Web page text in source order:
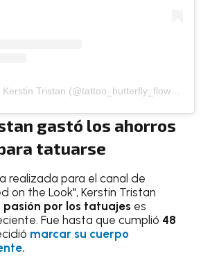
gastó los ahorros
tatuarse
realizada para el canal de
on the Look", Kerstin Tristan
pasión por los tatuajes es
Fue hasta que cumplió 48
marcar su cuerpo